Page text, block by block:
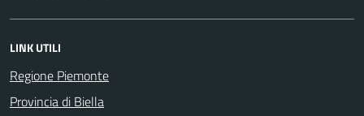
LINK UTILI
Regione Piemonte
Provincia di Biella